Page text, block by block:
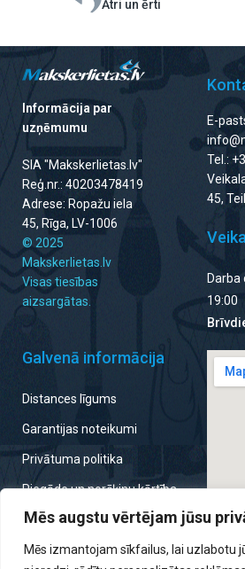
Mēs augstu vērtējam jūsu
Mēs izmantojam sīkfailus, lai uzlabotu
Ātri un ērti
Informācija par
uzņēmumu
SIA "Makskerlietas.lv"
Reģ.nr.: 40203478419
Adrese: Ropažu iela
45, Rīga, LV-1006
© 2025
Makskerlietas.lv
Visas tiesības
aizsargātas.
E-
Tel.:
45,
Darba
19:00
Galvenā informācija
Distances līgums
Garantijas noteikumi
Privātuma politika
Piegāde un norēķinu kārtība
Noteikumi par atteikumu